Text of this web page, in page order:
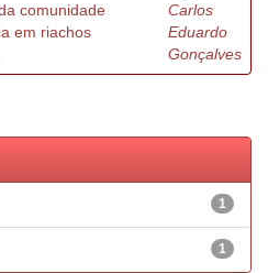
comunidade
em riachos
Carlos
Eduardo
Gonçalves
1
1